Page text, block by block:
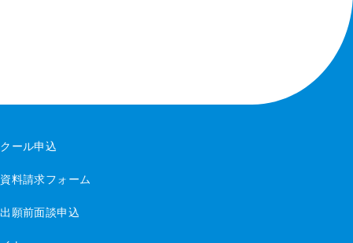
ール申込
料請求フォーム
願前面談申込